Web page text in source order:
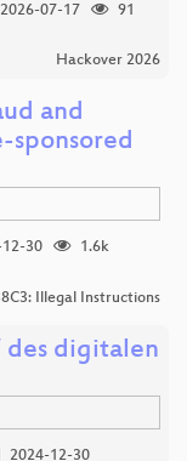
2026-07-17
91
Hackover 2026
and
sponsored
30
1.6k
Illegal Instructions
des digitalen
2024-12-30